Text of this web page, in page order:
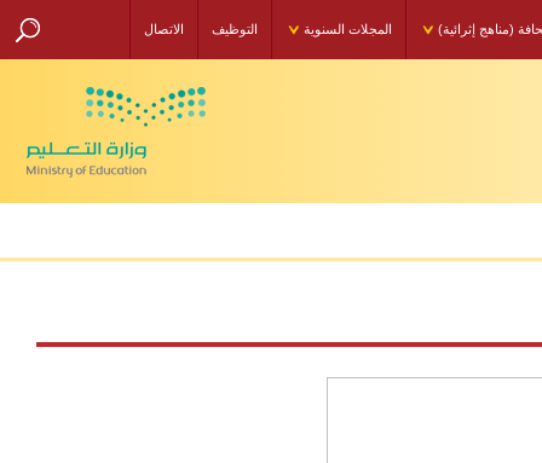
إثرائية) المجلات السنوية التوظيف الاتصال